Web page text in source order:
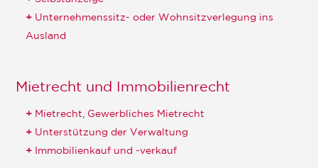
Unternehmenssitz- oder Wohnsitzverlegung ins
Ausland
Mietrecht und Immobilienrecht
Mietrecht, Gewerbliches Mietrecht
Unterstützung der Verwaltung
Immobilienkauf und -verkauf